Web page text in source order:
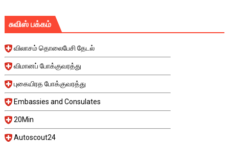
சுவிஸ் பக்கம்
விலாசம் தொலைபேசி தேடல்
விமானப் போக்குவரத்து
புகையிரத போக்குவரத்து
Embassies and Consulates
20Min
Autoscout24